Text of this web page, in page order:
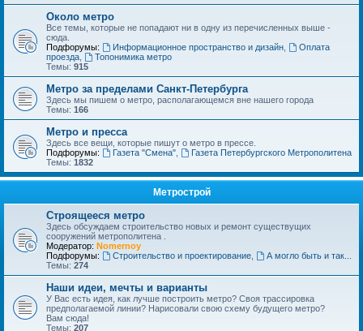
Около метро
Все темы, которые не попадают ни в одну из перечисленных выше -
сюда.
Подфорумы:
Информационное пространство и дизайн,
Оплата
проезда
Топонимика метро
Темы: 915
Метро за пределами Санкт-Петербурга
Здесь мы пишем о метро, располагающемся вне нашего города
Темы: 166
Метро и пресса
Здесь все вещи, которые пишут о метро в прессе.
Подфорумы:
Газета "Смена",
Газета Петербургского Метрополитена
Темы: 1832
Метрострой
Строящееся метро
Здесь обсуждаем строительство новых и ремонт существущих
сооружений метрополитена .
Модератор: Nomernoy
Подфорумы:
Строительство и проектирование,
А могло быть и так...
Темы: 274
Наши идеи, мечты и варианты
У Вас есть идея, как лучше построить метро? Своя трассировка
предполагаемой линии? Нарисовали свою схему будущего метро?
Вам сюда!
Темы: 207